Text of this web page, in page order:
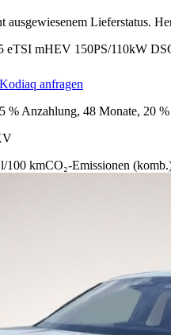
ausgewiesenem Lieferstatus.
eTSI mHEV 150PS/110kW
anfragen
Anzahlung, 48 Monate, 20
100 kmCO₂-Emissionen